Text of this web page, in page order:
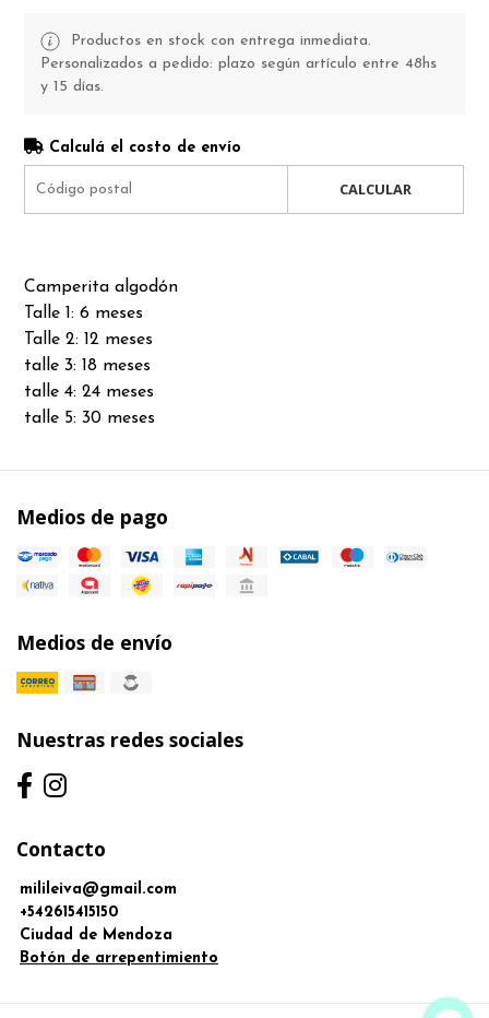
Productos en stock con entrega inmediata.
Personalizados a pedido: plazo según artículo entre 48hs
y 15 días.
Calculá el costo de envío
CALCULAR
Camperita algodón
Talle 1: 6 meses
Talle 2: 12 meses
talle 3: 18 meses
talle 4: 24 meses
talle 5: 30 meses
Medios de pago
Medios de envío
Nuestras redes sociales
Contacto
milileiva@gmail.com
+542615415150
Ciudad de Mendoza
Botón de arrepentimiento